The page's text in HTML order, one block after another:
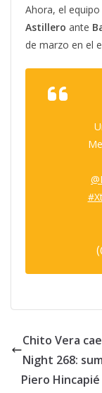
Ahora, el equipo
Astillero ante
de marzo en el
Chito Vera
Night 268:
Piero